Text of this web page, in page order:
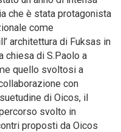
che è stata protagonista
come
architettura di Fuksas in
chiesa di S.Paolo a
quello svoltosi a
con
di Oicos, il
svolto in
proposti da Oicos